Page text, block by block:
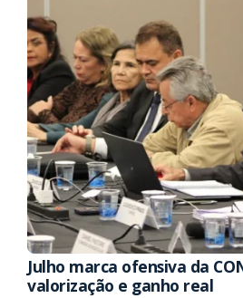
Julho marca ofensiva da
valorização e ganho real